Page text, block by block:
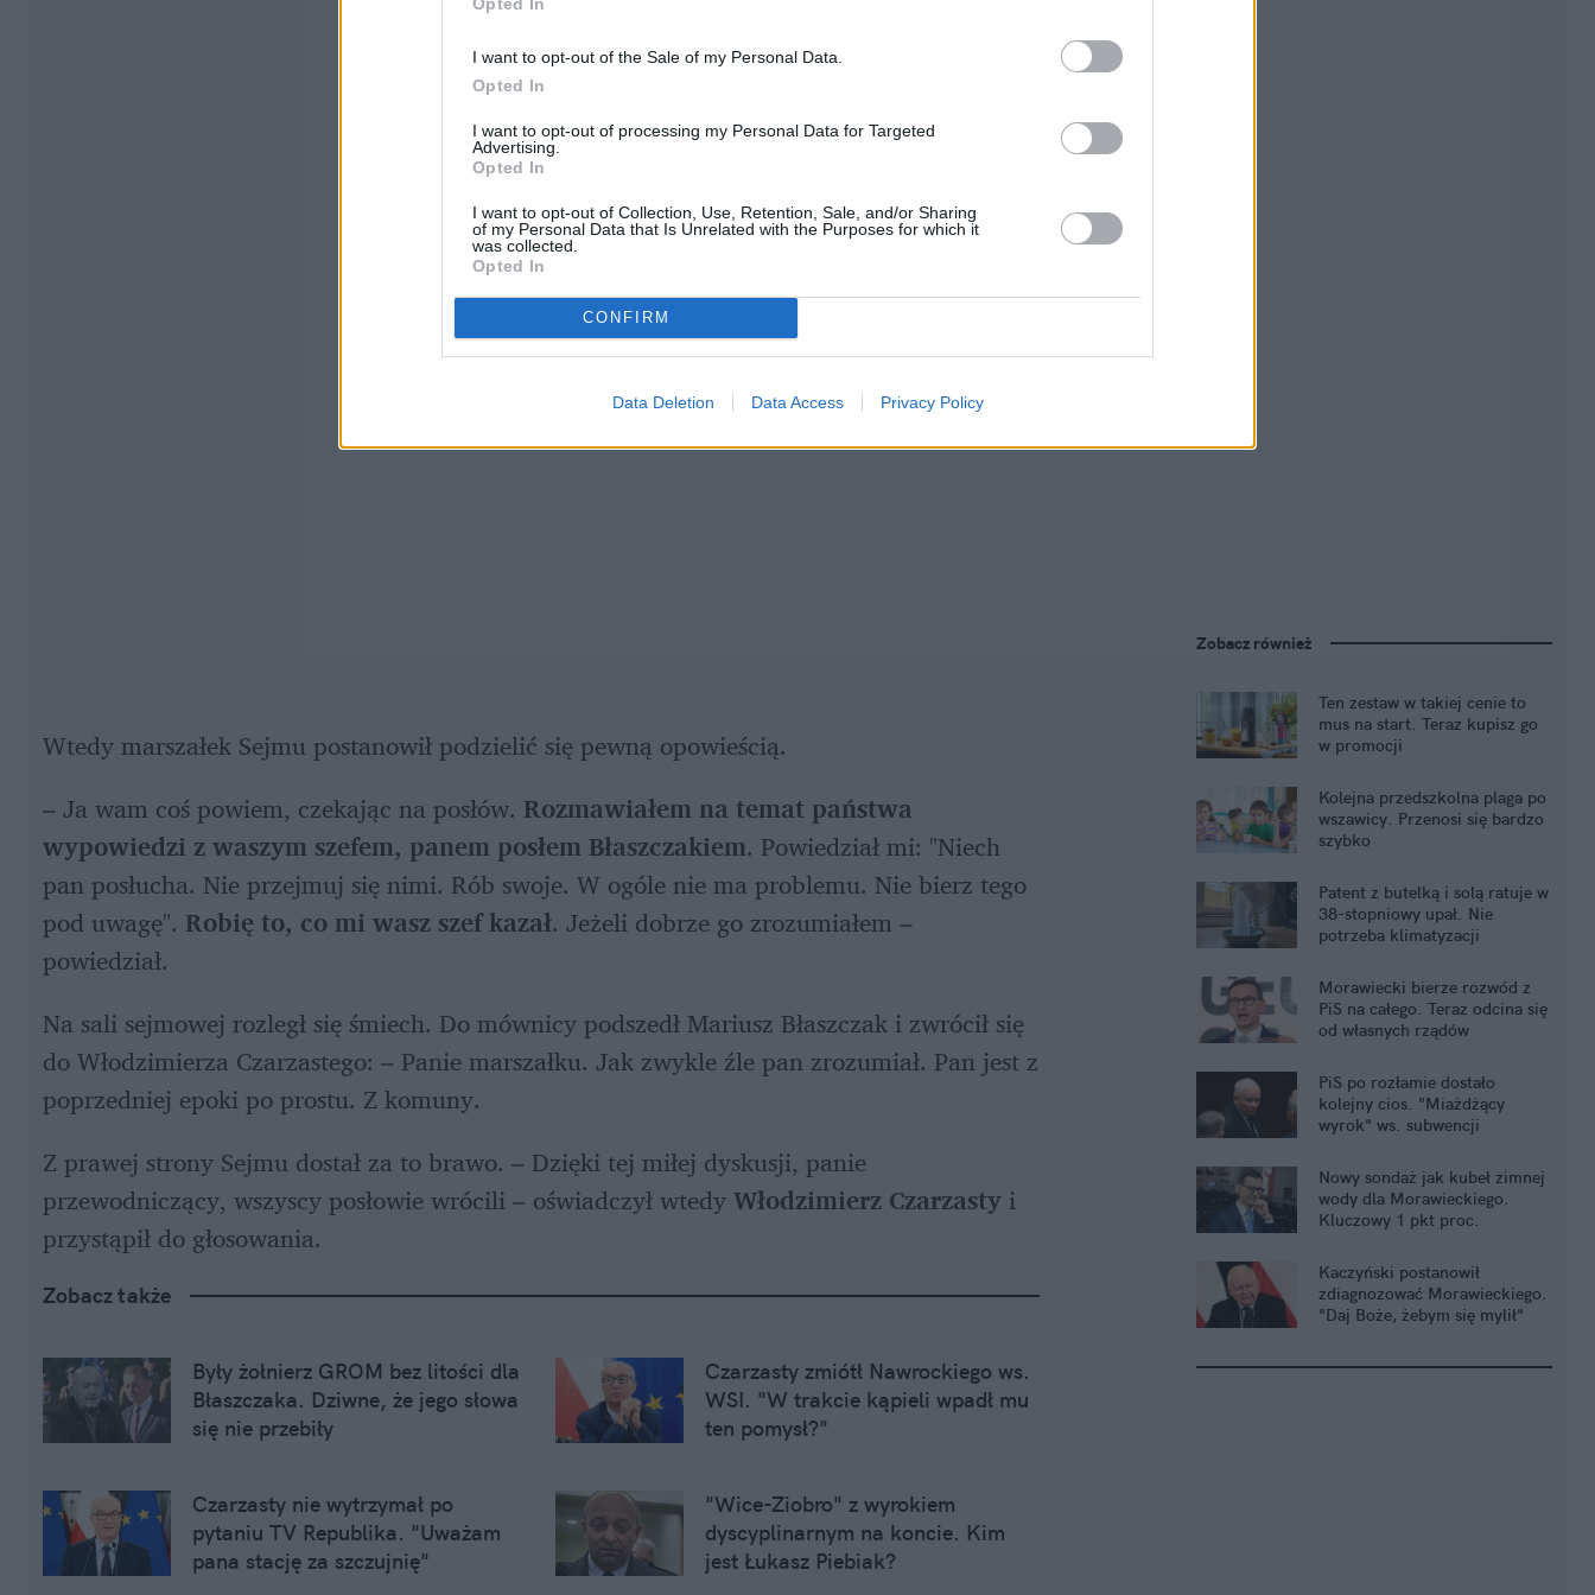
I want to opt-out of the Sale of my Personal Data.
Opted In
I want to opt-out of processing my Personal Data for Targeted
Advertising.
Opted In
I want to opt-out of Collection, Use, Retention, Sale, and/or Sharing
of my Personal Data that Is Unrelated with the Purposes for which it
was collected.
Opted In
CONFIRM
Data Deletion Data Access Privacy Policy
Wtedy marszałek Sejmu postanowił podzielić się pewną opowieścią.
– Ja wam coś powiem, czekając na posłów. Rozmawiałem na temat państwa
wypowiedzi z waszym szefem, panem posłem Błaszczakiem. Powiedział mi: "Niech
pan posłucha. Nie przejmuj się nimi. Rób swoje. W ogóle nie ma problemu. Nie bierz tego
pod uwagę". Robię to, co mi wasz szef kazał. Jeżeli dobrze go zrozumiałem –
powiedział.
Na sali sejmowej rozległ się śmiech. Do mównicy podszedł Mariusz Błaszczak i zwrócił się
do Włodzimierza Czarzastego: – Panie marszałku. Jak zwykle źle pan zrozumiał. Pan jest z
poprzedniej epoki po prostu. Z komuny.
Z prawej strony Sejmu dostał za to brawo. – Dzięki tej miłej dyskusji, panie
przewodniczący, wszyscy posłowie wrócili – oświadczył wtedy Włodzimierz Czarzasty i
przystąpił do głosowania.
Zobacz także
Były żołnierz GROM bez litości dla
Błaszczaka. Dziwne, że jego słowa
się nie przebiły
Czarzasty zmiótł Nawrockiego ws.
WSI. "W trakcie kąpieli wpadł mu
ten pomysł?"
Czarzasty nie wytrzymał po
pytaniu TV Republika. "Uważam
pana stację za szczujnię"
"Wice-Ziobro" z wyrokiem
dyscyplinarnym na koncie. Kim
jest Łukasz Piebiak?
Zobacz również
Ten zestaw w takiej cenie to
mus na start. Teraz kupisz go
w promocji
Kolejna przedszkolna plaga po
wszawicy. Przenosi się bardzo
szybko
Patent z butelką i solą ratuje w
38-stopniowy upał. Nie
potrzeba klimatyzacji
Morawiecki bierze rozwód z
PiS na całego. Teraz odcina się
od własnych rządów
PiS po rozłamie dostało
kolejny cios. "Miażdżący
wyrok" ws. subwencji
Nowy sondaż jak kubeł zimnej
wody dla Morawieckiego.
Kluczowy 1 pkt proc.
Kaczyński postanowił
zdiagnozować Morawieckiego.
"Daj Boże, żebym się mylił"